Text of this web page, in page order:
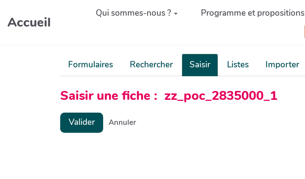
Aller au contenu principal
Accueil
Qui sommes-nous ? Programme et propositions
Formulaires Rechercher Saisir Listes Importer
Saisir une fiche : zz_poc_2835000_1
Valider Annuler